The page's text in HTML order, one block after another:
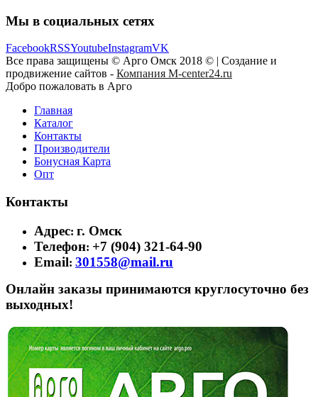
Мы в социальных сетях
FacebookRSSYoutubeInstagramVK
Все права защищены © Арго Омск 2018 © | Создание и
продвижение сайтов - Компания M-center24.ru
Добро пожаловать в Арго
Главная
Каталог
Контакты
Производители
Бонусная Карта
Опт
Контакты
Адрес: г. Омск
Телефон: +7 (904) 321-64-90
Email: 301558@mail.ru
Онлайн заказы принимаются круглосуточно без
выходных!